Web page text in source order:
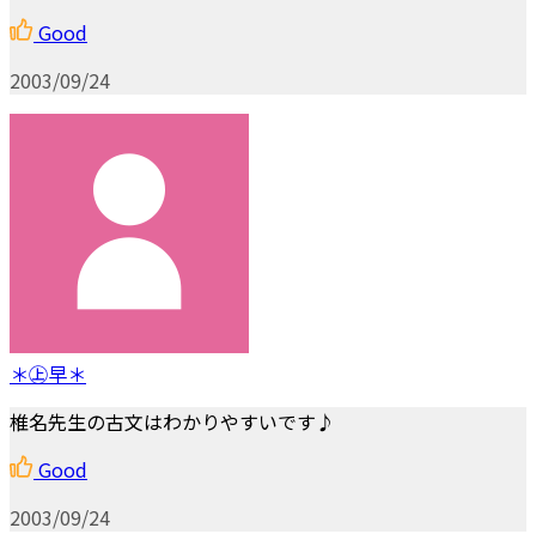
Good
2003/09/24
＊㊤早＊
椎名先生の古文はわかりやすいです♪
Good
2003/09/24